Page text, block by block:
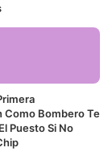
Como Bombero Te
Puesto Si No